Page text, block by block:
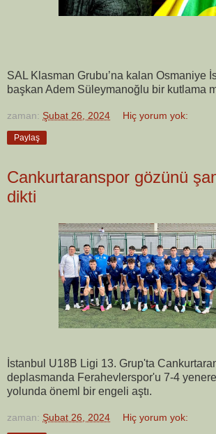
SAL Klasman Grubu’na kalan Osmaniye
başkan Adem Süleymanoğlu bir kutlama
zaman: Şubat 26, 2024 Hiç yorum yok:
Paylaş
Cankurtaranspor gözünü
dikti
İstanbul U18B Ligi 13. Grup'ta
deplasmanda Ferahevlerspor'u 7-4
yolunda öneml bir engeli aştı.
zaman: Şubat 26, 2024 Hiç yorum yok: